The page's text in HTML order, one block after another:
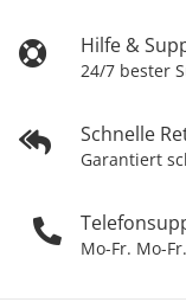
Hilfe &
24/7 bester
Schnelle
Garantiert
Mo-Fr. Mo-Fr.